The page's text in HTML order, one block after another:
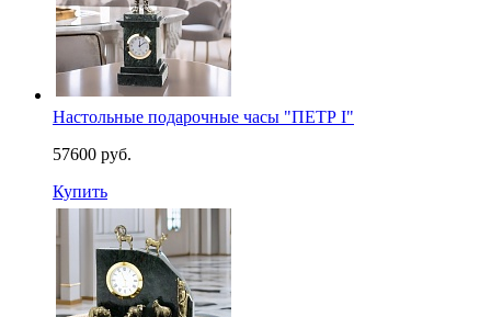
Настольные подарочные часы "ПЕТР I"
57600 руб.
Купить